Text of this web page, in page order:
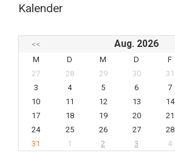
Kalender
<< Aug. 2026
M
D M D F
27
28 29 30 31
3
4 5 6 7
10
11 12 13 14
17
18 19 20 21
24
25 26 27 28
31
1 2 3 4